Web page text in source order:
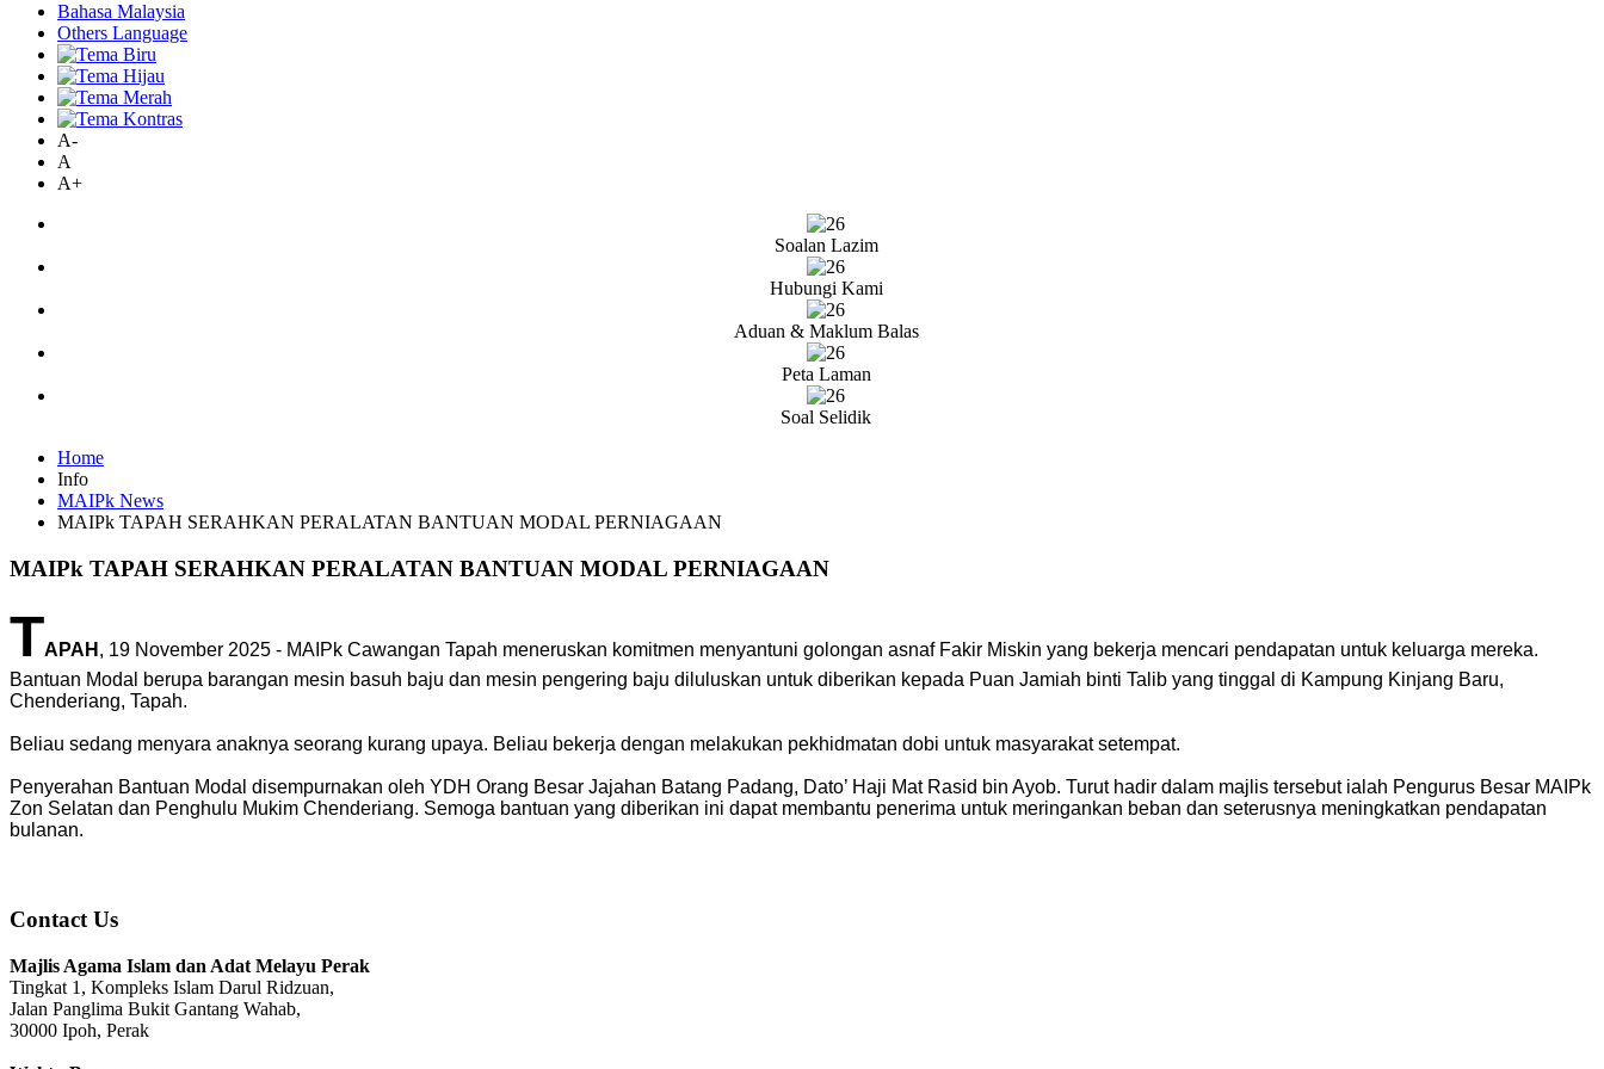
Bahasa Malaysia
Others Language
A-
A
A+
Soalan Lazim
Hubungi Kami
Aduan & Maklum Balas
Peta Laman
Soal Selidik
Home
Info
MAIPk News
MAIPk TAPAH SERAHKAN PERALATAN BANTUAN MODAL PERNIAGAAN
MAIPk TAPAH SERAHKAN PERALATAN BANTUAN MODAL PERNIAGAAN
TAPAH , 19 November 2025 - MAIPk Cawangan Tapah meneruskan komitmen menyantuni golongan asnaf Fakir Miskin yang bekerja mencari pendapatan untuk keluarga mereka.
Bantuan Modal berupa barangan mesin basuh baju dan mesin pengering baju diluluskan untuk diberikan kepada Puan Jamiah binti Talib yang tinggal di Kampung Kinjang Baru,
Chenderiang, Tapah.
Beliau sedang menyara anaknya seorang kurang upaya. Beliau bekerja dengan melakukan pekhidmatan dobi untuk masyarakat setempat.
Penyerahan Bantuan Modal disempurnakan oleh YDH Orang Besar Jajahan Batang Padang, Dato’ Haji Mat Rasid bin Ayob. Turut hadir dalam majlis tersebut ialah Pengurus Besar MAIPk
Zon Selatan dan Penghulu Mukim Chenderiang. Semoga bantuan yang diberikan ini dapat membantu penerima untuk meringankan beban dan seterusnya meningkatkan pendapatan
bulanan.
Contact Us
Majlis Agama Islam dan Adat Melayu Perak
Tingkat 1, Kompleks Islam Darul Ridzuan,
Jalan Panglima Bukit Gantang Wahab,
30000 Ipoh, Perak